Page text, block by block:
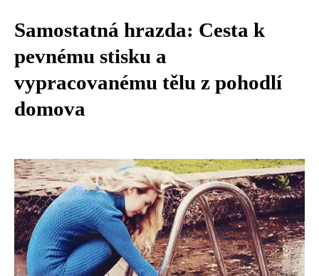
Samostatná hrazda: Cesta k
pevnému stisku a
vypracovanému tělu z pohodlí
domova